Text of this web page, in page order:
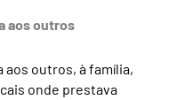
aos outros
outros, à família,
onde prestava